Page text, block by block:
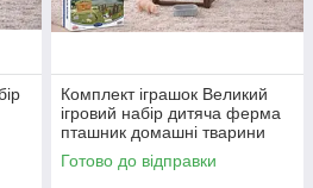
Комплект іграшок Великий
ігровий набір дитяча ферма
пташник домашні тварини
інструменти огорожа 41
деталь
Готово до відправки